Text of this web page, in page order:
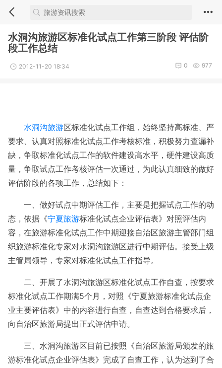
水洞沟旅游区标准化试点工作第三阶段 评估阶
段工作总结
2012-11-20 18:34 977
0
水洞沟旅游区标准化试点工作组，始终坚持高标准、严
要求、认真对照标准化试点工作考核标准，积极努力查漏补
缺，争取标准化试点工作的软件建设高水平，硬件建设高质
量，争取试点工作考核评估一次通过，为此认真细致的做好
评估阶段的各项工作，总结如下：
一、做好试点中期评估工作，主要是把握试点工作的动
态，依据《宁夏旅游标准化试点企业评估表》对照评估内
容，在旅游标准化试点工作中期迎接自治区旅游主管部门组
织旅游标准化专家对水洞沟旅游区进行中期评估。接受上级
主管局领导，专家对标准化试点工作指导。
二、开展了水洞沟旅游区标准化试点工作自查，按要求
标准化试点工作期满5个月，对照《宁夏旅游标准化试点企
业主要评估表》中的内容进行自查，自查达到合格要求后，
向自治区旅游局提出正式评估申请。
三、水洞沟旅游区目前已按照《自治区旅游局颁发的旅
游标准化试点企业评估表》完成了自查工作，认为达到了合